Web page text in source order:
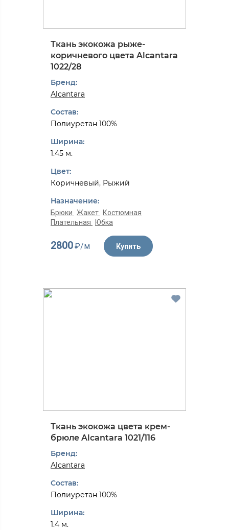
Ткань экокожа рыже-
коричневого цвета Alcantarа
1022/28
Бренд:
Alcantarа
Состав:
Полиуретан 100%
Ширина:
1.45 м.
Цвет:
Коричневый, Рыжий
Назначение:
Брюки Жакет
Костюмная
Плательная
Юбка
2800₽/м Купить
Ткань экокожа цвета крем-
брюле Alcantarа 1021/116
Бренд:
Alcantarа
Состав:
Полиуретан 100%
Ширина:
1.4 м.